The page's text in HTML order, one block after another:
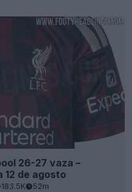
26-27 vaza –
12 de agosto
183.5K 52m